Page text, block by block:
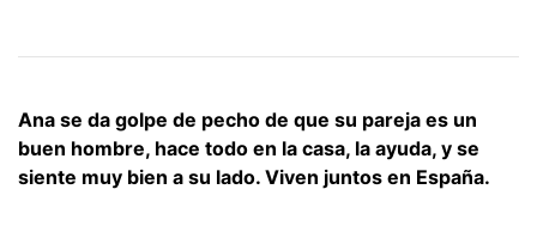
Ana se da golpe de pecho de que su pareja es un
buen hombre, hace todo en la casa, la ayuda, y se
siente muy bien a su lado. Viven juntos en España.